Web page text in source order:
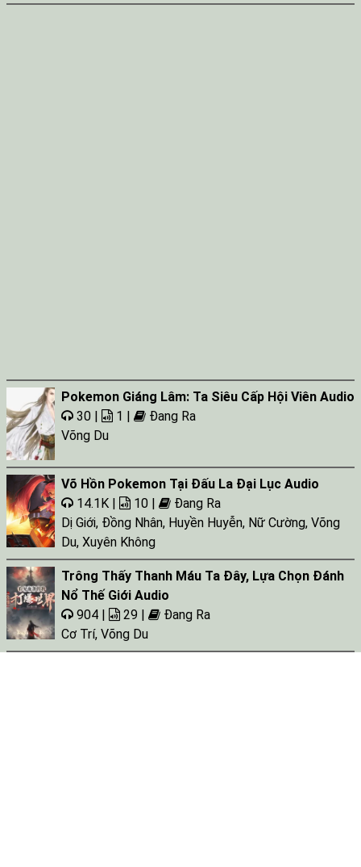
Pokemon Giáng Lâm: Ta Siêu Cấp Hội Viên Audio
30 |
1 |
Đang Ra
Võng Du
Võ Hồn Pokemon Tại Đấu La Đại Lục Audio
14.1K |
10 |
Đang Ra
Dị Giới, Đồng Nhân, Huyền Huyễn, Nữ Cường, Võng
Du, Xuyên Không
Trông Thấy Thanh Máu Ta Đây, Lựa Chọn Đánh
Nổ Thế Giới Audio
904 |
29 |
Đang Ra
Cơ Trí, Võng Du